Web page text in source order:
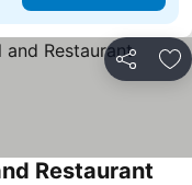
Jaa
Restaurant